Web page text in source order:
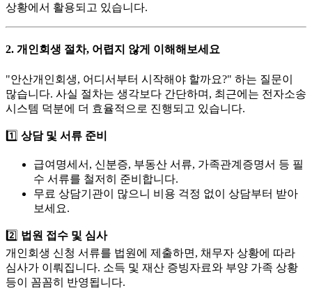
상황에서 활용되고 있습니다.
2. 개인회생 절차, 어렵지 않게 이해해보세요
"안산개인회생, 어디서부터 시작해야 할까요?" 하는 질문이
많습니다. 사실 절차는 생각보다 간단하며, 최근에는 전자소송
시스템 덕분에 더 효율적으로 진행되고 있습니다.
1️⃣ 상담 및 서류 준비
급여명세서, 신분증, 부동산 서류, 가족관계증명서 등 필
수 서류를 철저히 준비합니다.
무료 상담기관이 많으니 비용 걱정 없이 상담부터 받아
보세요.
2️⃣ 법원 접수 및 심사
개인회생 신청 서류를 법원에 제출하면, 채무자 상황에 따라
심사가 이뤄집니다. 소득 및 재산 증빙자료와 부양 가족 상황
등이 꼼꼼히 반영됩니다.